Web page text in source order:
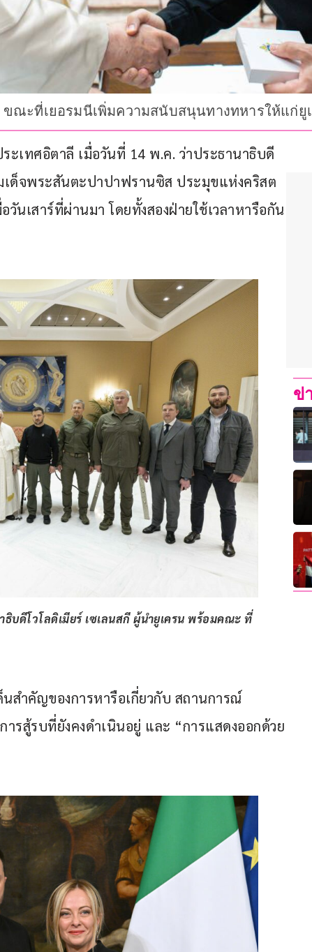
ณะที่เยอรมนีเพิ่มความสนับสนุนทางทหารให้แก่ยู
ะเทศอิตาลี เมื่อวันที่ 14 พ.ค. ว่าประธานาธิบดี
เด็จพระสันตะปาปาฟรานซิส ประมุขแห่งคริสต
นเสาร์ที่ผ่านมา โดยทั้งสองฝ่ายใช้เวลาหารือกัน
บดีโวโลดิเมียร์ เซเลนสกี ผู้นำยูเครน พร้อมคณะ ที่
สำคัญของการหารือเกี่ยวกับ สถานการณ์
รสู้รบที่ยังคงดำเนินอยู่ และ “การแสดงออกด้วย
ข่